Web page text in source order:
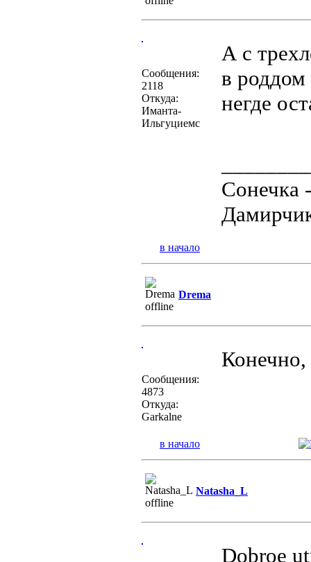
Сообщения:
2118
Откуда:
Иманта-
Ильгуциемс
А с
в роддом
негде
Сонечка
в начало
Drema
Сообщения:
4873
Откуда:
Garkalne
в начало
Natasha_L
Dobroe